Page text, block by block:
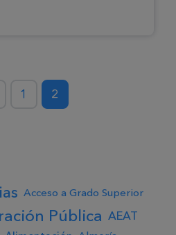
1 2
Acceso a Grado Superior
Pública AEAT